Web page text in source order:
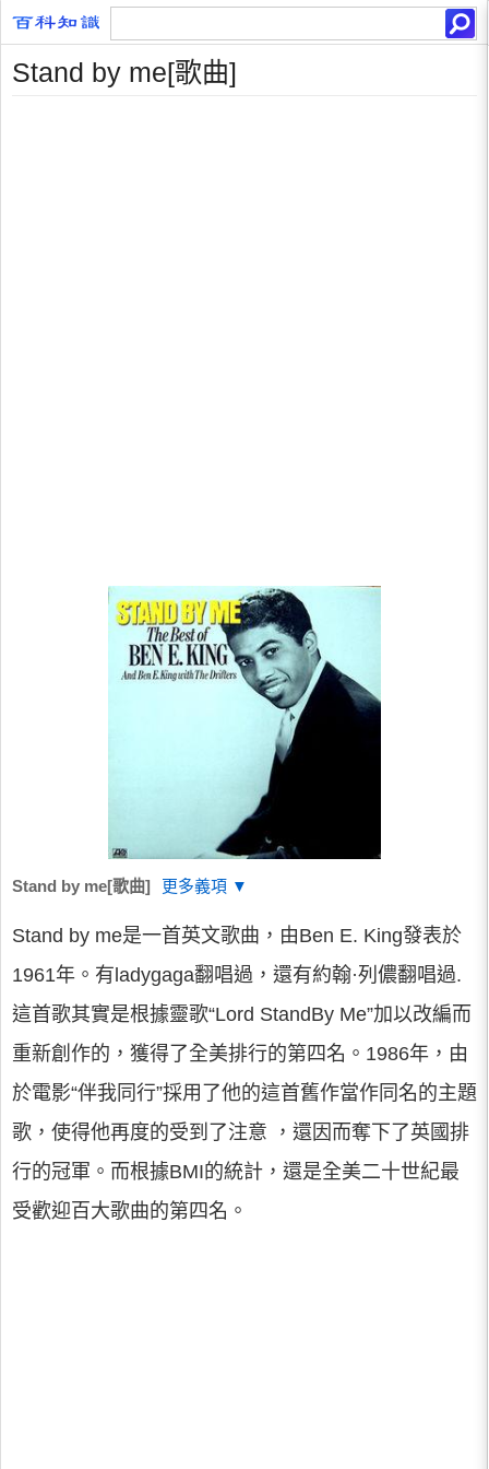
Stand by me[歌曲]
Stand by me[歌曲] 更多義項 ▼
Stand by me是一首英文歌曲，由Ben E. King發表於
1961年。有ladygaga翻唱過，還有約翰·列儂翻唱過.
這首歌其實是根據靈歌“Lord StandBy Me”加以改編而
重新創作的，獲得了全美排行的第四名。1986年，由
於電影“伴我同行”採用了他的這首舊作當作同名的主題
歌，使得他再度的受到了注意 ，還因而奪下了英國排
行的冠軍。而根據BMI的統計，還是全美二十世紀最
受歡迎百大歌曲的第四名。